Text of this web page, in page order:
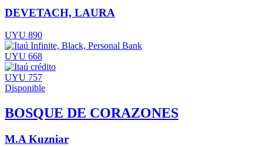
DEVETACH, LAURA
UYU 890
UYU 668
UYU 757
Disponible
BOSQUE DE CORAZONES
M.A Kuzniar